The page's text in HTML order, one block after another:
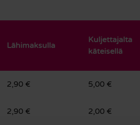
Lähimaksulla
Kuljettajalta
käteisellä
2,90 € 5,00 €
2,90 € 2,00 €